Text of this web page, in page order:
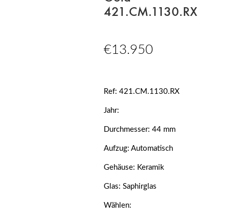
421.CM.1130.RX
€13.950
Ref: 421.CM.1130.RX
Jahr:
Durchmesser: 44 mm
Aufzug: Automatisch
Gehäuse: Keramik
Glas: Saphirglas
Wählen: